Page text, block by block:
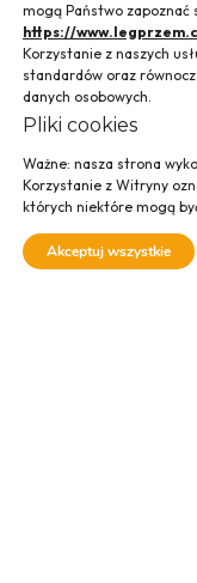
Baza
mogą Państwo zapoznać
https://
Korzystanie z naszych
standardów oraz
danych osobowych.
Pliki cookies
Ważne: nasza strona
Korzystanie z Witryny
których niektóre mogą
Akceptuj wszystkie